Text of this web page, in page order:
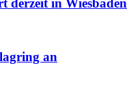
derzeit in Wiesbaden
an